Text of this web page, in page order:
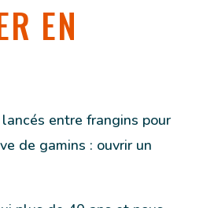
EN
entre frangins pour
de gamins : ouvrir un